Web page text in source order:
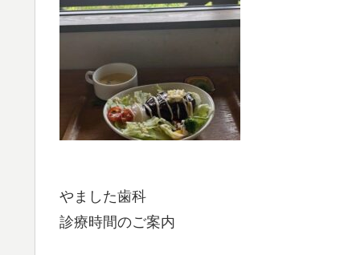
やました歯科
診療時間のご案内